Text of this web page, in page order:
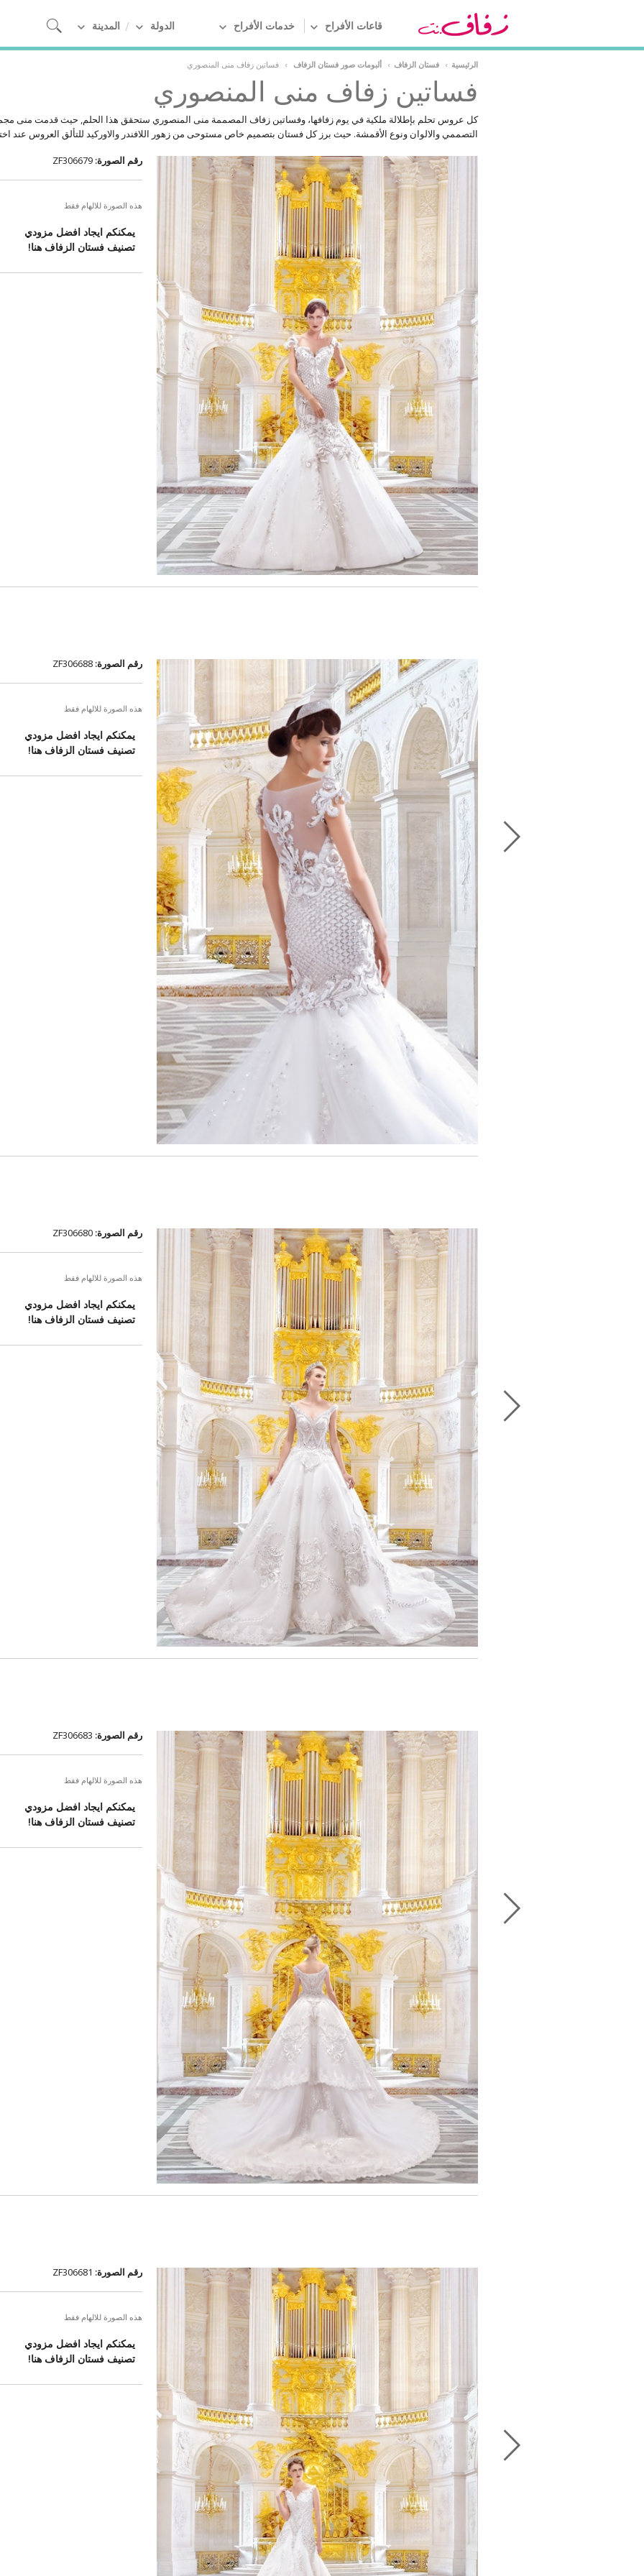
قاعات الأفراح خدمات الأفراح الدولة المدينة
الرئيسية › فستان الزفاف › ألبومات صور فستان الزفاف › فساتين زفاف منى المنصوري
فساتين زفاف منى المنصوري
كل عروس تحلم بإطلالة ملكية في يوم زفافها، وفساتين زفاف المصممة منى المنصوري ستحقق هذا الحلم, حيث قدمت منى
التصممي والالوان ونوع الأقمشة. حيث برز كل فستان بتصميم خاص مستوحى من زهور اللافندر والاوركيد للتألق العروس عند
رقم الصورة:
هذه الصورة للالهام فقط
يمكنكم ايجاد افضل مزودي
تصنيف فستان الزفاف هنا!
رقم الصورة:
هذه الصورة للالهام فقط
يمكنكم ايجاد افضل مزودي
تصنيف فستان الزفاف هنا!
رقم الصورة:
هذه الصورة للالهام فقط
يمكنكم ايجاد افضل مزودي
تصنيف فستان الزفاف هنا!
رقم الصورة:
هذه الصورة للالهام فقط
يمكنكم ايجاد افضل مزودي
تصنيف فستان الزفاف هنا!
رقم الصورة:
هذه الصورة للالهام فقط
يمكنكم ايجاد افضل مزودي
تصنيف فستان الزفاف هنا!